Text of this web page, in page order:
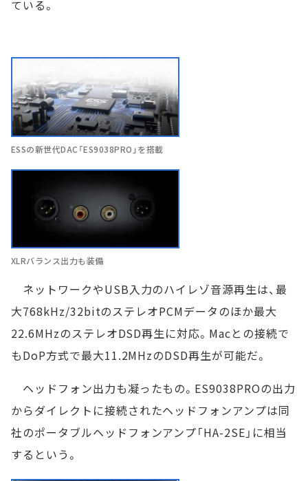
ている。
ESSの新世代DAC「ES9038PRO」を搭載
XLRバランス出力も装備
ネットワークやUSB入力のハイレゾ音源再生は、最
大768kHz/32bitのステレオPCMデータのほか最大
22.6MHzのステレオDSD再生に対応。Macとの接続で
もDoP方式で最大11.2MHzのDSD再生が可能だ。
ヘッドフォン出力も凝ったもの。ES9038PROの出力
からダイレクトに接続されたヘッドフォンアンプは同
社のポータブルヘッドフォンアンプ「HA-2SE」に相当
するという。